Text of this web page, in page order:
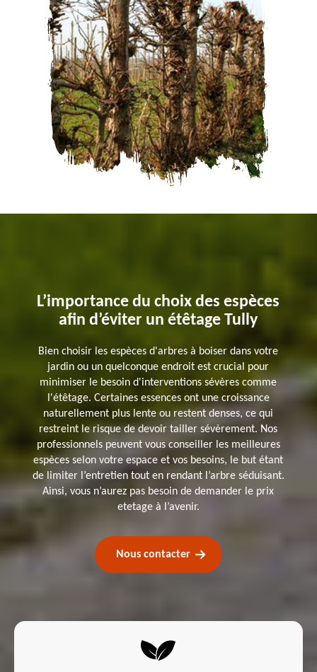
L’importance du choix des espèces
afin d’éviter un étêtage Tully
Bien choisir les espèces d'arbres à boiser dans votre
jardin ou un quelconque endroit est crucial pour
minimiser le besoin d'interventions sévères comme
l'étêtage. Certaines essences ont une croissance
naturellement plus lente ou restent denses, ce qui
restreint le risque de devoir tailler sévèrement. Nos
professionnels peuvent vous conseiller les meilleures
espèces selon votre espace et vos besoins, le but étant
de limiter l’entretien tout en rendant l’arbre séduisant.
Ainsi, vous n’aurez pas besoin de demander le prix
etetage à l’avenir.
Nous contacter